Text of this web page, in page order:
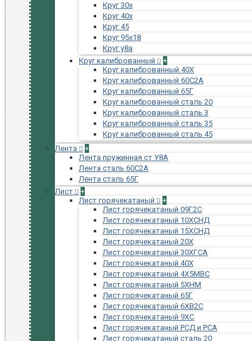
Круг 30х
Круг 40х
Круг 45
Круг 95х18
Круг у8а
Круг калиброванный
+
Круг калиброванный 40Х
Круг калиброванный 60С2А
Круг калиброванный 65Г
Круг калиброванный сталь 20
Круг калиброванный сталь 3
Круг калиброванный сталь 35
Круг калиброванный сталь 45
Лента
+
Лента пружинная ст У8А
Лента сталь 60С2А
Лента сталь 65Г
Лист
+
Лист горячекатаный
+
Лист горячекатаный 09Г2С
Лист горячекатаный 10ХСНД
Лист горячекатаный 15ХСНД
Лист горячекатаный 20Х
Лист горячекатаный 30ХГСА
Лист горячекатаный 40Х
Лист горячекатаный 4Х5МВС
Лист горячекатаный 5ХНМ
Лист горячекатаный 65Г
Лист горячекатаный 6ХВ2С
Лист горячекатаный 9ХС
Лист горячекатаный РСД и РСА
Лист горячекатаный сталь 20